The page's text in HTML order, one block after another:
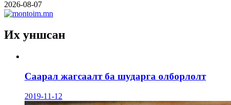
2026-08-07
Их уншсан
Саарал жагсаалт ба шударга олборлолт
2019-11-12